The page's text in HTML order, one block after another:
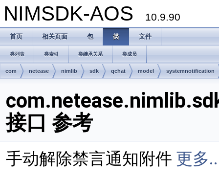
NIMSDK-AOS 10.9.90
首页 相关页面 包 类 文件
类列表 类索引 类继承关系 类成员
com netease nimlib sdk qchat model systemnotification
接口 参考
手动解除禁言通知附件 更多